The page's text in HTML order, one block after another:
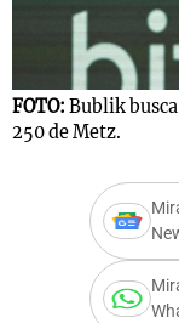
FOTO: Bublik
250 de Metz.